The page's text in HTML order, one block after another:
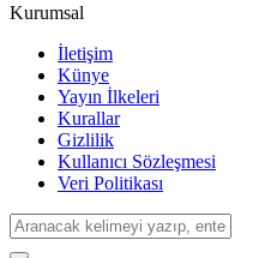
Kurumsal
İletişim
Künye
Yayın İlkeleri
Kurallar
Gizlilik
Kullanıcı Sözleşmesi
Veri Politikası